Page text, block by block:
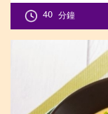
Level:3
40 分鐘